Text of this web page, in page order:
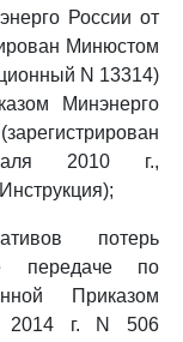
России от
Минюстом
N 13314)
Минэнерго
2010 г.,
потерь
передаче по
Приказом
2014 г. N 506